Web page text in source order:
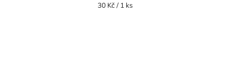
Měrná
30 Kč / 1 ks